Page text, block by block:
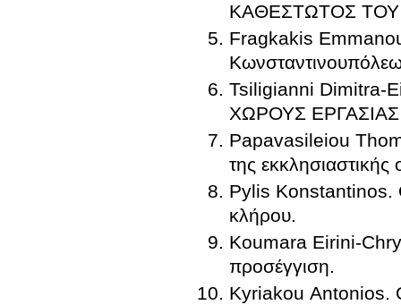
ΚΑΘΕΣΤΩΤΟΣ
Fragkakis
Tsiligianni
ΧΩΡΟΥΣ ΕΡΓΑΣΙΑΣ
Papavasileiou
της εκκλησιαστικής
Pylis Konstantinos.
κλήρου.
Koumara Eirini-
προσέγγιση.
Kyriakou Antonios.